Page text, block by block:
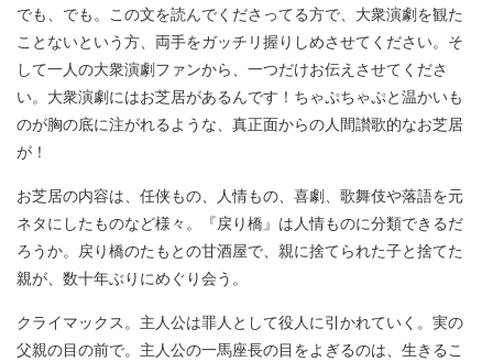
でも、でも。この文を読んでくださってる方で、大衆演劇を観た
ことないという方、両手をガッチリ握りしめさせてください。そ
して一人の大衆演劇ファンから、一つだけお伝えさせてくださ
い。大衆演劇にはお芝居があるんです！ちゃぷちゃぷと温かいも
のが胸の底に注がれるような、真正面からの人間讃歌的なお芝居
が！
お芝居の内容は、任侠もの、人情もの、喜劇、歌舞伎や落語を元
ネタにしたものなど様々。『戻り橋』は人情ものに分類できるだ
ろうか。戻り橋のたもとの甘酒屋で、親に捨てられた子と捨てた
親が、数十年ぶりにめぐり会う。
クライマックス。主人公は罪人として役人に引かれていく。実の
父親の目の前で。主人公の一馬座長の目をよぎるのは、生きるこ